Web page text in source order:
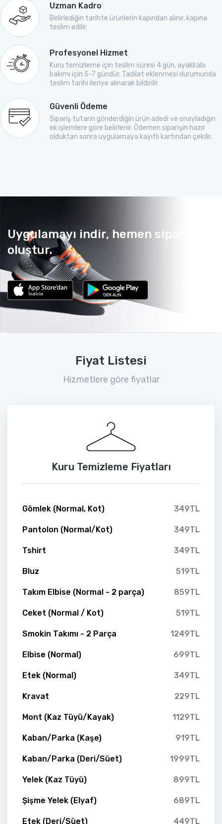
Uzman Kadro
Belirlediğin tarihte ürünlerin kapından alınır, kapına
teslim edilir.
Profesyonel Hizmet
Kuru temizleme için teslim süresi 4 gün, ayakkabı
bakımı için 5-7 gündür. Tadilat eklenmesi durumunda
teslim tarihi ileriye alınarak bildirilir.
Güvenli Ödeme
Sipariş tutarın gönderdiğin ürün adedi ve onayladığın
ek işlemlere göre belirlenir. Ödemen siparişin hazır
olduktan sonra uygulamaya kayıtlı kartından çekilir.
Uygulamayı indir, hemen sipariş
oluştur.
Fiyat Listesi
Hizmetlere göre fiyatlar
Kuru Temizleme Fiyatları
Gömlek (Normal, Kot) 349TL
Pantolon (Normal/Kot) 349TL
Tshirt 349TL
Bluz 519TL
Takım Elbise (Normal - 2 parça) 859TL
Ceket (Normal / Kot) 519TL
Smokin Takımı - 2 Parça 1249TL
Elbise (Normal) 699TL
Etek (Normal) 349TL
Kravat 229TL
Mont (Kaz Tüyü/Kayak) 1129TL
Kaban/Parka (Kaşe) 919TL
Kaban/Parka (Deri/Süet) 1999TL
Yelek (Kaz Tüyü) 899TL
Şişme Yelek (Elyaf) 689TL
Etek (Deri/Süet) 449TL